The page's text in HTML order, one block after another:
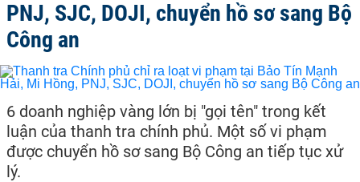
PNJ, SJC, DOJI, chuyển hồ sơ sang Bộ
Công an
6 doanh nghiệp vàng lớn bị "gọi tên" trong kết
luận của thanh tra chính phủ. Một số vi phạm
được chuyển hồ sơ sang Bộ Công an tiếp tục xử
lý.